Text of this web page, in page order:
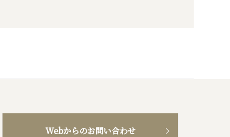
Webからのお問い合わせ